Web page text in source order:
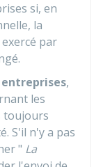
si, en
la
par
,
les
toujours
S'il n'y a pas
" La